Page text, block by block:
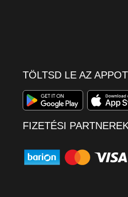
TÖLTSD LE AZ APPOT
FIZETÉSI PARTNEREK